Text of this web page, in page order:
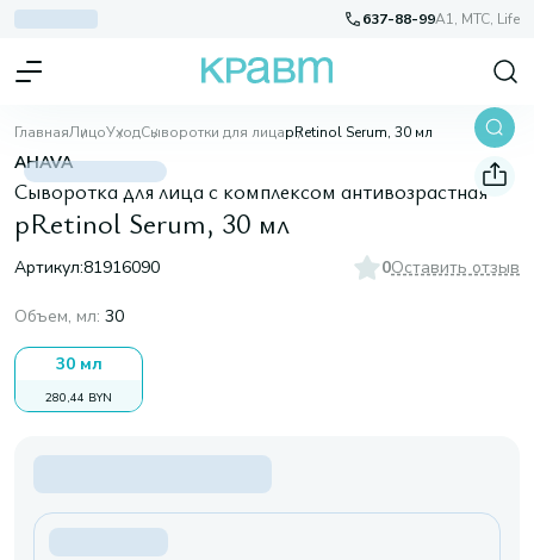
637-88-99A1, МТС, Life
ГлавнаяЛицоУходСыворотки для лицаpRetinol Serum, 30 мл
AHAVA
Сыворотка для лица с комплексом антивозрастная
pRetinol Serum, 30 мл
Артикул:81916090 0Оставить отзыв
Объем, мл: 30
30 мл
280,44 BYN